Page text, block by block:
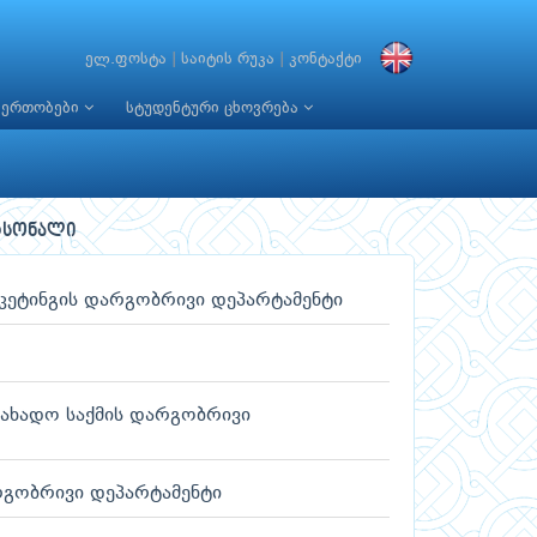
ელ.ფოსტა საიტის რუკა კონტაქტი
სტუდენტური ცხოვრება
დარგობრივი დეპარტამენტი
საქმის დარგობრივი
დეპარტამენტი